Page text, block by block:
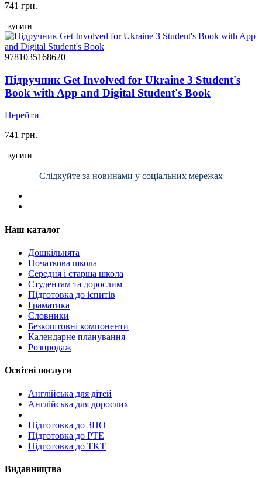
741 грн.
купити
9781035168620
Підручник Get Involved for Ukraine 3 Student's
Book with App and Digital Student's Book
Перейти
741 грн.
купити
Слідкуйте за новинами у соціальних мережах
Наш каталог
Дошкільнята
Початкова школа
Середня і старша школа
Студентам та дорослим
Підготовка до іспитів
Граматика
Словники
Безкоштовні компоненти
Календарне планування
Розпродаж
Освітні послуги
Англійська для дітей
Англійська для дорослих
Пiдготовка до ЗНО
Підготовка до PTE
Підготовка до TKT
Видавництва